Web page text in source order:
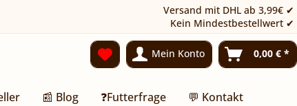
Versand mit DHL ab 3,99€ ✔
Kein Mindestbestellwert ✔
Mein Konto 0,00 € *
📰 Blog ❓Futterfrage 💬 Kontakt